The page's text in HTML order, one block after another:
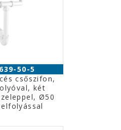
50-5
csőszifon,
két
Ø50